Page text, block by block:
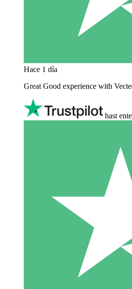
Hace 1 día
Great Good experience with
hast